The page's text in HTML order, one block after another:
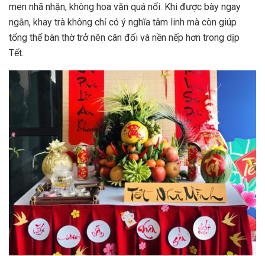
men nhã nhặn, không hoa văn quá nổi. Khi được bày ngay
ngắn, khay trà không chỉ có ý nghĩa tâm linh mà còn giúp
tổng thể bàn thờ trở nên cân đối và nền nếp hơn trong dịp
Tết.